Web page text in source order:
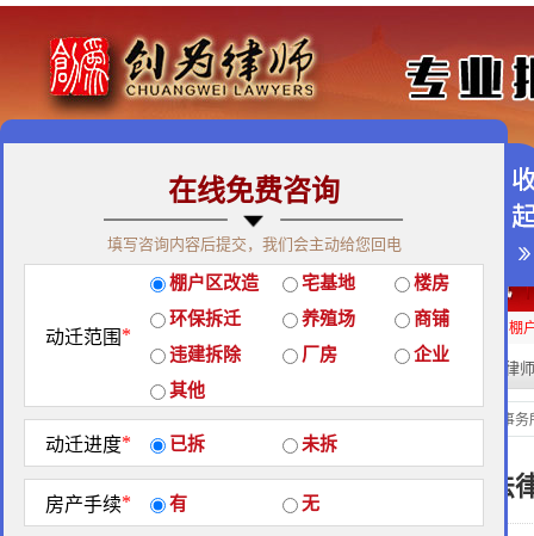
免费咨询热线：400-900-9881
经典案例 | 律师团队 拆迁维权 | 征地维权
房屋拆迁补偿 企业拆迁补偿 厂房拆迁补偿 征地补偿 违章拆迁补偿 棚
热门搜索: 拆迁律师
厂房拆迁补偿 当前位置： 北京创为律师事务
拆迁问题：投路无门，法
在线免费咨询
填写咨询内容后提交，我们会主动给您回电
动迁范围 *
棚户区改造 宅基地
楼房
环保拆迁
养殖场
商铺
违建拆除
厂房
企业
其他
动迁进度* 已拆 未拆
房产手续* 有 无